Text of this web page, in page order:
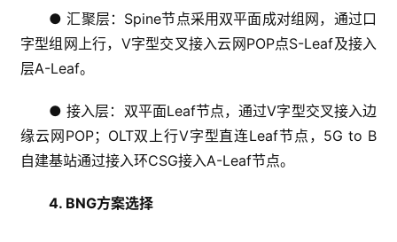
● 汇聚层：Spine节点采用双平面成对组网，通过口
字型组网上行，V字型交叉接入云网POP点S-Leaf及接入
层A-Leaf。
● 接入层：双平面Leaf节点，通过V字型交叉接入边
缘云网POP；OLT双上行V字型直连Leaf节点，5G to B
自建基站通过接入环CSG接入A-Leaf节点。
4. BNG方案选择